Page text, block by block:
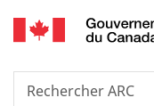
Recherche
Rechercher
ARC